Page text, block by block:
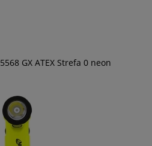
GX ATEX Strefa 0 neon